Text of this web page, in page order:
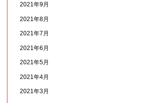
2021年9月
2021年8月
2021年7月
2021年6月
2021年5月
2021年4月
2021年3月